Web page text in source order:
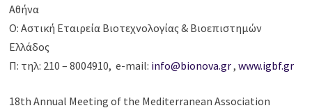
Αθήνα
Ο: Αστική Εταιρεία Βιοτεχνολογίας & Βιοεπιστημών
Ελλάδος
Π: τηλ: 210 – 8004910, e-mail: info@bionova.gr,www.igbf.gr
18th Annual Meeting of the Mediterranean Association